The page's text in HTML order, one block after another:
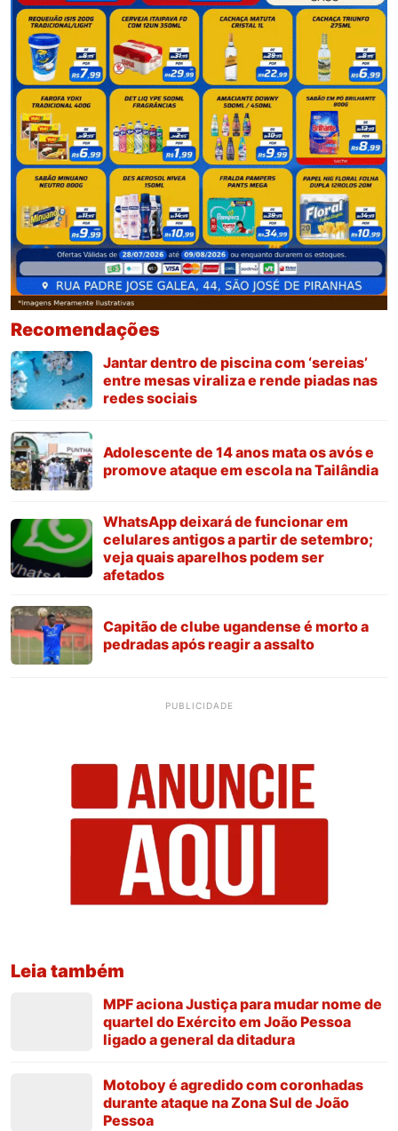
Recomendações
Jantar dentro de piscina com ‘sereias’
entre mesas viraliza e rende piadas nas
redes sociais
Adolescente de 14 anos mata os avós e
promove ataque em escola na Tailândia
WhatsApp deixará de funcionar em
celulares antigos a partir de setembro;
veja quais aparelhos podem ser
afetados
Capitão de clube ugandense é morto a
pedradas após reagir a assalto
PUBLICIDADE
Leia também
MPF aciona Justiça para mudar nome de
quartel do Exército em João Pessoa
ligado a general da ditadura
Motoboy é agredido com coronhadas
durante ataque na Zona Sul de João
Pessoa